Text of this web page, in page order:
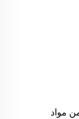
مواد